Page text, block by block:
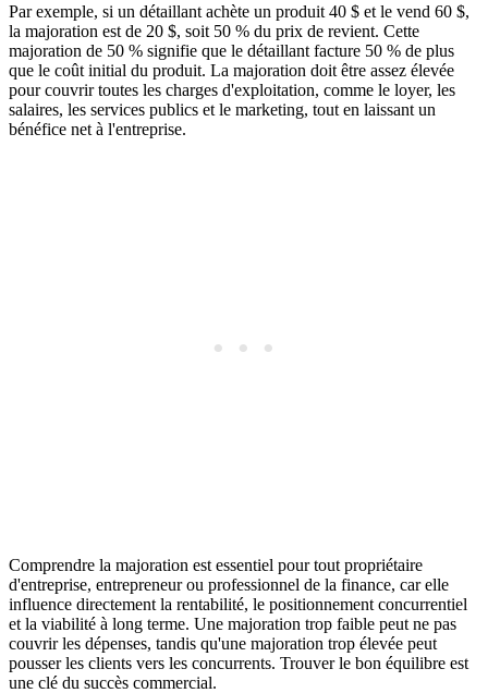
Par exemple, si un détaillant achète un produit 40 $ et le vend 60 $,
la majoration est de 20 $, soit 50 % du prix de revient. Cette
majoration de 50 % signifie que le détaillant facture 50 % de plus
que le coût initial du produit. La majoration doit être assez élevée
pour couvrir toutes les charges d'exploitation, comme le loyer, les
salaires, les services publics et le marketing, tout en laissant un
bénéfice net à l'entreprise.
Comprendre la majoration est essentiel pour tout propriétaire
d'entreprise, entrepreneur ou professionnel de la finance, car elle
influence directement la rentabilité, le positionnement concurrentiel
et la viabilité à long terme. Une majoration trop faible peut ne pas
couvrir les dépenses, tandis qu'une majoration trop élevée peut
pousser les clients vers les concurrents. Trouver le bon équilibre est
une clé du succès commercial.